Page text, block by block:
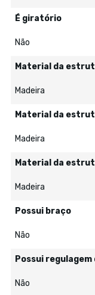
É giratório
Não
Material da
Madeira
Material da
Madeira
Material da
Madeira
Possui braço
Não
Possui
Não